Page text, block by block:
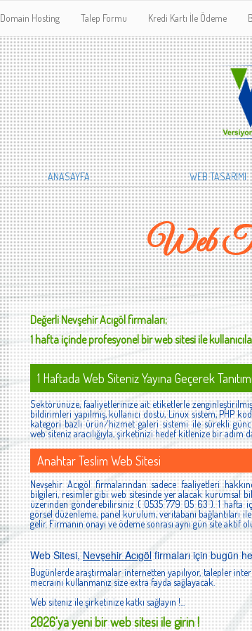
Domain Hosting Talep Formu Kredi Kartı İle Ödeme
ANASAYFA WEB TASARIMI
Web
DeğerliNevşehir Acıgölfirmaları;
1 hafta içinde profesyonel bir web sitesi ile
1 Haftada Web Siteniz Yayına Geçerek
Sektörünüze, faaliyetlerinize ait etiketlerle
bildirimleri yapılmış, kullanıcı dostu, Linux sistem, PHP
kategori bazlı ürün/hizmet galeri sistemi ile sürekli
web siteniz aracılığıyla, şirketinizi hedef kitlenize bir adım
Anahtar Teslim Web Sitesi
Nevşehir Acıgöl firmalarından sadece faaliyetleri
bilgileri, resimler gibi web sitesinde yer alacak kurumsal
üzerinden gönderebilirsiniz ( 0535 779 05 63 ). 1 hafta
görsel düzenleme, panel kurulum, veritabanı bağlantıları
gelir. Firmanın onayı ve ödeme sonrası aynı gün site aktif
Web Sitesi,Nevşehir Acıgölfirmaları için bugün
Bugünlerde araştırmalar internetten yapılıyor, talepler
mecraını kullanmanız size extra fayda sağlayacak.
Web siteniz ile şirketinize katkı sağlayın !...
2026'ya yeni bir web sitesi ile girin !